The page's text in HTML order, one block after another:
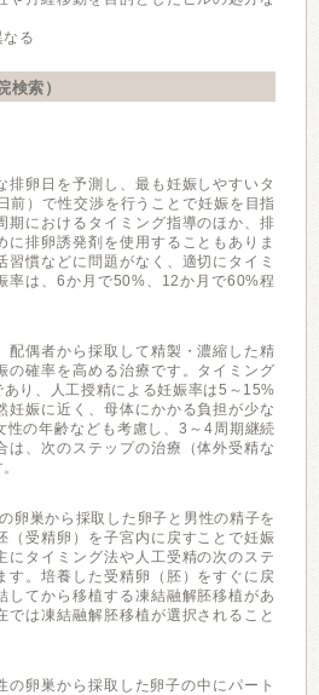
る
検索）
排卵日を予測し、最も妊娠しやすいタ
前）で性交渉を行うことで妊娠を目指
期におけるタイミング指導のほか、排
に排卵誘発剤を使用することもありま
慣などに問題がなく、適切にタイミ
率は、6か月で50%、12か月で60%程
配偶者から採取して精製・濃縮した精
の確率を高める治療です。タイミング
り、人工授精による妊娠率は5～15%
妊娠に近く、母体にかかる負担が少な
性の年齢なども考慮し、3～4周期継続
は、次のステップの治療（体外受精な
卵巣から採取した卵子と男性の精子を
（受精卵）を子宮内に戻すことで妊娠
にタイミング法や人工受精の次のステ
す。培養した受精卵（胚）をすぐに戻
してから移植する凍結融解胚移植があ
では凍結融解胚移植が選択されること
卵巣から採取した卵子の中にパート